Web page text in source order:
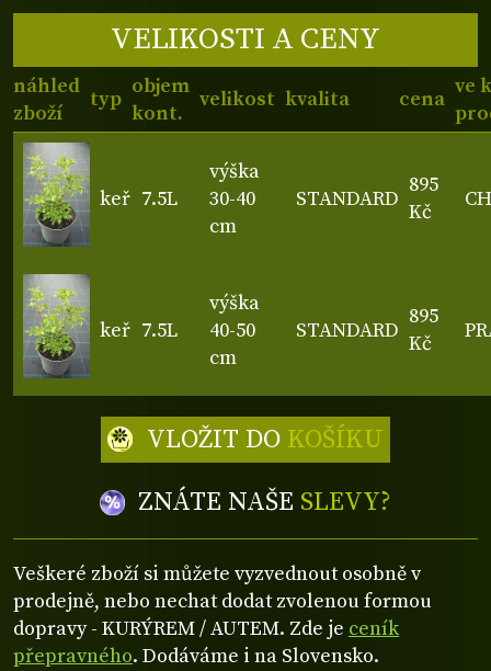
VELIKOSTI A CENY
náhled
zboží
typ
objem
kont.
velikost kvalita cena
ve
keř 7.5L
výška
30-40
cm
STANDARD
895
Kč
keř 7.5L
výška
40-50
cm
STANDARD
895
Kč
ZNÁTE NAŠE SLEVY?
VLOŽIT DO KOŠÍKU
Veškeré zboží si můžete vyzvednout osobně v
prodejně, nebo nechat dodat zvolenou formou
dopravy - KURÝREM / AUTEM. Zde je ceník
přepravného. Dodáváme i na Slovensko.